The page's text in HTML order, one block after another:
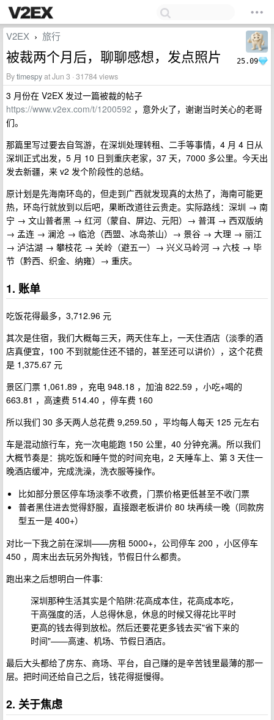
25.09
V2EX › 旅行
被裁两个月后，聊聊感想，发点照片
Bytimespyat Jun 3 · 31784 views
3 月份在 V2EX 发过一篇被裁的帖子
https://www.v2ex.com/t/1200592 ，意外火了，谢谢当时关心的老哥
们。
那篇里写过要去自驾游，在深圳处理转租、二手等事情，4 月 4 日从
深圳正式出发，5 月 10 日到重庆老家，37 天，7000 多公里。今天出
发去新疆，来 v2 发个阶段性的总结。
原计划是先海南环岛的，但走到广西就发现真的太热了，海南可能更
热，环岛行就放到以后吧，果断改道往云贵走。实际路线：深圳 → 南
宁 → 文山普者黑 → 红河（蒙自、屏边、元阳）→ 普洱 → 西双版纳
→ 孟连 → 澜沧 → 临沧（西盟、冰岛茶山）→ 景谷 → 大理 → 丽江
→ 泸沽湖 → 攀枝花 → 关岭（避五一）→ 兴义马岭河 → 六枝 → 毕
节（黔西、织金、纳雍）→ 重庆。
1. 账单
吃饭花得最多，3,712.96 元
其次是住宿，我们大概每三天，两天住车上，一天住酒店（淡季的酒
店真便宜，100 不到就能住还不错的，甚至还可以讲价），这个花费
是 1,375.67 元
景区门票 1,061.89 ，充电 948.18 ，加油 822.59 ，小吃+喝的
663.81 ，高速费 514.40 ，停车费 160
所以我们 30 多天两人总花费 9,259.50 ，平均每人每天 125 元左右
车是混动旅行车，充一次电能跑 150 公里，40 分钟充满。所以我们
大概节奏是：挑吃饭和睡午觉的时间充电，2 天睡车上、第 3 天住一
晚酒店缓冲，完成洗澡，洗衣服等操作。
比如部分景区停车场淡季不收费，门票价格更低甚至不收门票
普者黑住进去觉得舒服，直接跟老板讲价 80 块再续一晚（同款房
型五一是 400+）
对比一下我之前在深圳——房租 5000+，公司停车 200 ，小区停车
450 ，周末出去玩另外掏钱，节假日什么都贵。
跑出来之后想明白一件事:
深圳那种生活其实是个陷阱:花高成本住，花高成本吃，
干高强度的活，人总得休息，休息的时候又得花比平时
更高的钱去得到放松。然后还要花更多钱去买"省下来的
时间"——高速、机场、节假日酒店。
最后大头都给了房东、商场、平台，自己赚的是辛苦钱里最薄的那一
层。把时间还给自己之后，钱花得挺慢得。
2. 关于焦虑